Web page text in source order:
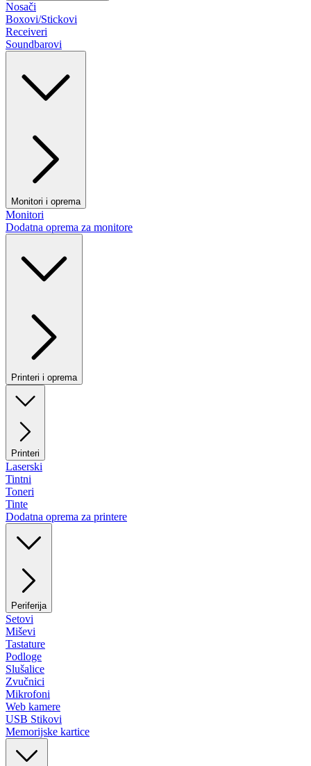
Nosači
Boxovi/Stickovi
Receiveri
Soundbarovi
Monitori i oprema
Monitori
Dodatna oprema za monitore
Printeri i oprema
Printeri
Laserski
Tintni
Toneri
Tinte
Dodatna oprema za printere
Periferija
Setovi
Miševi
Tastature
Podloge
Slušalice
Zvučnici
Mikrofoni
Web kamere
USB Stikovi
Memorijske kartice